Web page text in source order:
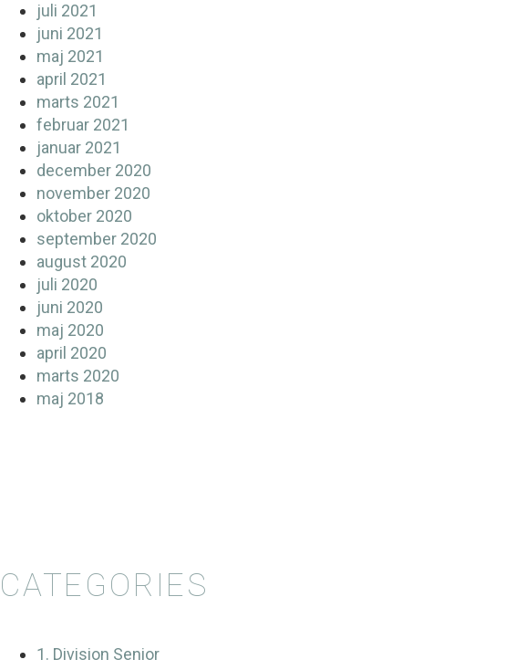
juli 2021
juni 2021
maj 2021
april 2021
marts 2021
februar 2021
januar 2021
december 2020
november 2020
oktober 2020
september 2020
august 2020
juli 2020
juni 2020
maj 2020
april 2020
marts 2020
maj 2018
CATEGORIES
1. Division Senior